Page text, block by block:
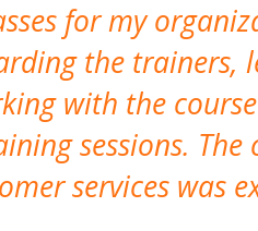
for my
the
with the
sessions. The
services was